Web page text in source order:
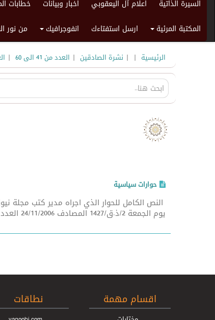
السيرة الذاتية اعلام آل اليعقوبي اخبار وبيانات خطابات
المكتبة المرئية ارسل استفتاءك انفوجرافيك من نور
الرئيسية |
| نشرة الصادقين | العدد من 41 الى 60 |
حوارات سياسية
النص الكامل للحوار الذي اجراه مدير كتب
يوم الجمعة 2/ذ.ق/1427 المصادف 24/11/2006 العدد (51) حوارات ...
اقسام مهمة نطاقات